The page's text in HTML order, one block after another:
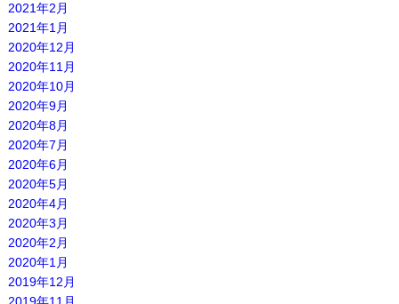
2021年2月
2021年1月
2020年12月
2020年11月
2020年10月
2020年9月
2020年8月
2020年7月
2020年6月
2020年5月
2020年4月
2020年3月
2020年2月
2020年1月
2019年12月